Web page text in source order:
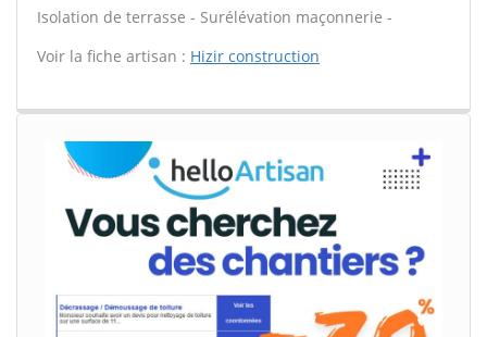
Isolation de terrasse - Surélévation maçonnerie -
Voir la fiche artisan : Hizir construction